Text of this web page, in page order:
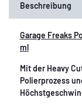
Beschreibung
Garage Freaks
ml
Mit der Heavy
Polierprozess